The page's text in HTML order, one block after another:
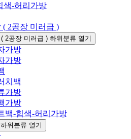
색-허리가방
( 2공장 미러급 )
2공장 미러급 ) 하위분류 열기
가방
가방
치백
가방
가방
백-힙색-허리가방
위분류 열기